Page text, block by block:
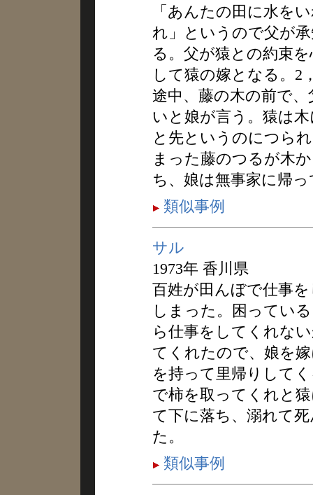
「あんたの田に水を
れ」というので父が
る。父が猿との約束
して猿の嫁となる。2
途中、藤の木の前で
いと娘が言う。猿は
と先というのにつら
まった藤のつるが木
ち、娘は無事家に帰
類似事例
サル
1973年 香川県
百姓が田んぼで仕事
しまった。困ってい
ら仕事をしてくれな
てくれたので、娘を
を持って里帰りして
で柿を取ってくれと
て下に落ち、溺れて
た。
類似事例